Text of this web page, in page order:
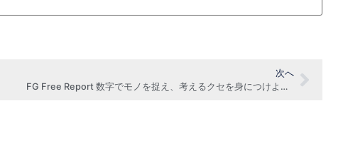
次へ
FG Free Report 数字でモノを捉え、考えるクセを身につけよう（7月10日号抜粋）